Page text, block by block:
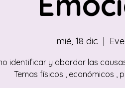
mié, 18 dic
  |
identificar y abordar las
Temas físicos , económicos ,